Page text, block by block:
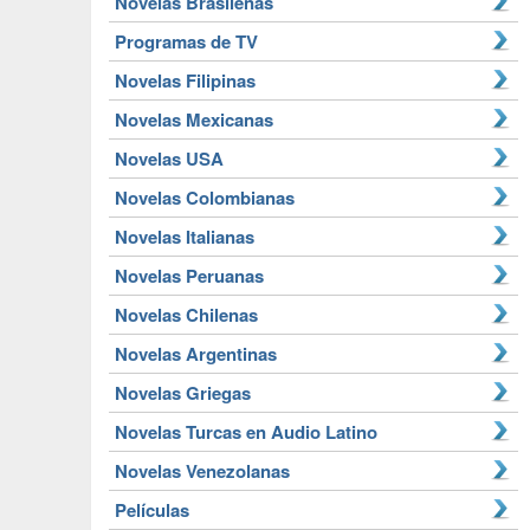
Programas de TV
Novelas Filipinas
Novelas Mexicanas
Novelas USA
Novelas Colombianas
Novelas Italianas
Novelas Peruanas
Novelas Chilenas
Novelas Argentinas
Novelas Griegas
Novelas Turcas en Audio Latino
Novelas Venezolanas
Películas